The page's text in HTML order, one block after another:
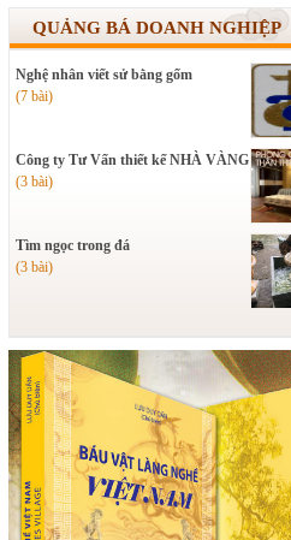
QUẢNG BÁ DOANH NGHIỆP
Nghệ nhân viết sử bằng gốm
(7 bài)
Công ty Tư Vấn thiết kế NHÀ VÀNG
(3 bài)
Tìm ngọc trong đá
(3 bài)